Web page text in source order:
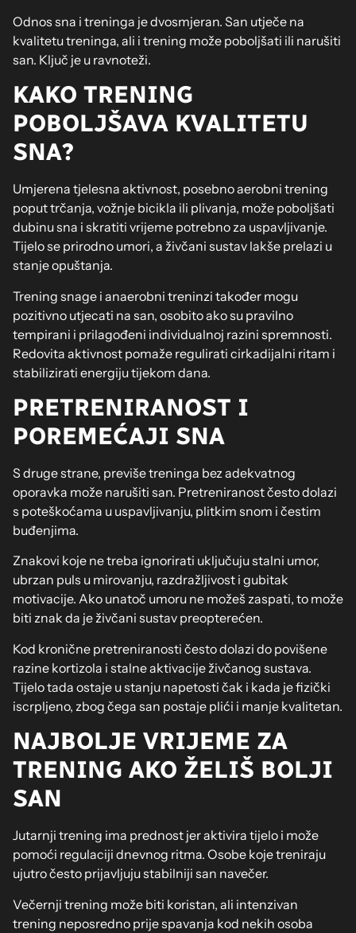
Odnos sna i treninga je dvosmjeran. San utječe na
kvalitetu treninga, ali i trening može poboljšati ili narušiti
san. Ključ je u ravnoteži.
KAKO TRENING
POBOLJŠAVA KVALITETU
SNA?
Umjerena tjelesna aktivnost, posebno aerobni trening
poput trčanja, vožnje bicikla ili plivanja, može poboljšati
dubinu sna i skratiti vrijeme potrebno za uspavljivanje.
Tijelo se prirodno umori, a živčani sustav lakše prelazi u
stanje opuštanja.
Trening snage i anaerobni treninzi također mogu
pozitivno utjecati na san, osobito ako su pravilno
tempirani i prilagođeni individualnoj razini spremnosti.
Redovita aktivnost pomaže regulirati cirkadijalni ritam i
stabilizirati energiju tijekom dana.
PRETRENIRANOST I
POREMEĆAJI SNA
S druge strane, previše treninga bez adekvatnog
oporavka može narušiti san. Pretreniranost često dolazi
s poteškoćama u uspavljivanju, plitkim snom i čestim
buđenjima.
Znakovi koje ne treba ignorirati uključuju stalni umor,
ubrzan puls u mirovanju, razdražljivost i gubitak
motivacije. Ako unatoč umoru ne možeš zaspati, to može
biti znak da je živčani sustav preopterećen.
Kod kronične pretreniranosti često dolazi do povišene
razine kortizola i stalne aktivacije živčanog sustava.
Tijelo tada ostaje u stanju napetosti čak i kada je fizički
iscrpljeno, zbog čega san postaje plići i manje kvalitetan.
NAJBOLJE VRIJEME ZA
TRENING AKO ŽELIŠ BOLJI
SAN
Jutarnji trening ima prednost jer aktivira tijelo i može
pomoći regulaciji dnevnog ritma. Osobe koje treniraju
ujutro često prijavljuju stabilniji san navečer.
Večernji trening može biti koristan, ali intenzivan
trening neposredno prije spavanja kod nekih osoba